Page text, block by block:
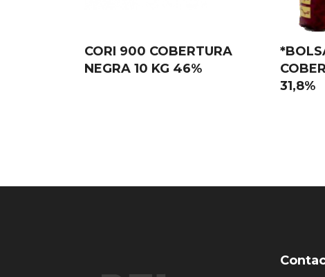
CORI 900 COBERTURA
NEGRA 10 KG 46%
31,8%